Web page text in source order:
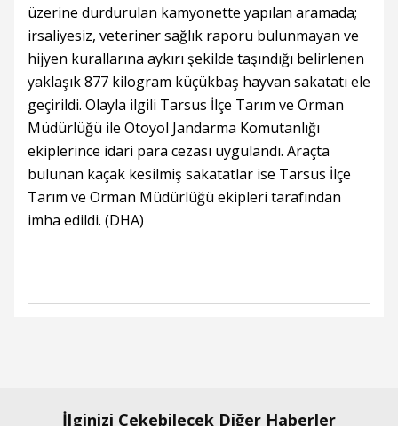
üzerine durdurulan kamyonette yapılan aramada;
irsaliyesiz, veteriner sağlık raporu bulunmayan ve
hijyen kurallarına aykırı şekilde taşındığı belirlenen
yaklaşık 877 kilogram küçükbaş hayvan sakatatı ele
geçirildi. Olayla ilgili Tarsus İlçe Tarım ve Orman
Müdürlüğü ile Otoyol Jandarma Komutanlığı
ekiplerince idari para cezası uygulandı. Araçta
bulunan kaçak kesilmiş sakatatlar ise Tarsus İlçe
Tarım ve Orman Müdürlüğü ekipleri tarafından
imha edildi. (DHA)
İlginizi Çekebilecek Diğer Haberler